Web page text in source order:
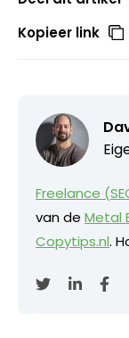
Kopieer link
Freelance
van de Metal
Copytips.nl.